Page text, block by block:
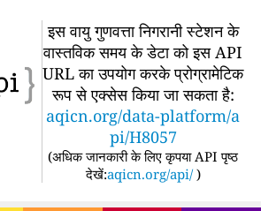
इस वायु गुणवत्ता निगरानी स्टेशन के
वास्तविक समय के डेटा को इस API
URL का उपयोग करके प्रोग्रामेटिक
रूप से एक्सेस किया जा सकता है:
aqicn.org/data-platform/a
pi/H8057
(अधिक जानकारी के लिए कृपया API पृष्ठ
देखें:aqicn.org/api/ )